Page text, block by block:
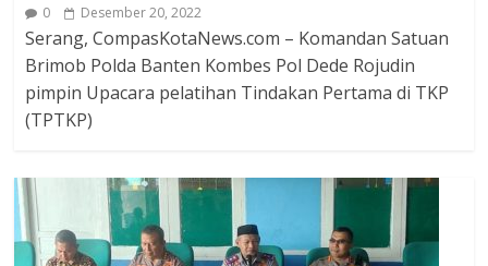
0 Desember 20, 2022
Serang, CompasKotaNews.com – Komandan Satuan
Brimob Polda Banten Kombes Pol Dede Rojudin
pimpin Upacara pelatihan Tindakan Pertama di TKP
(TPTKP)